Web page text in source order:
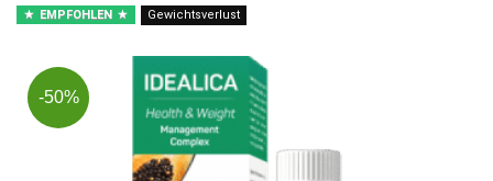
EMPFOHLEN Gewichtsverlust
-50%